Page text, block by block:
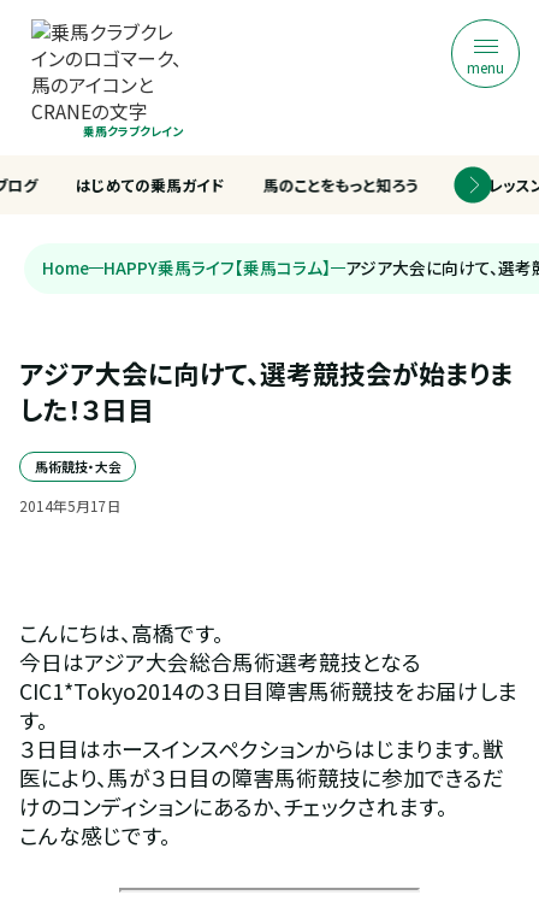
乗馬クラブクレイン
menu
はじめての乗馬ガイド 馬のことをもっと知ろう 乗馬レッス
ログ
Home HAPPY乗馬ライフ【乗馬コラム】 アジア大会に向けて、選
アジア大会に向けて、選考競技会が始まりま
した！３日目
馬術競技・大会
2014年5月17日
こんにちは、高橋です。
今日はアジア大会総合馬術選考競技となる
CIC1*Tokyo2014の３日目障害馬術競技をお届けしま
す。
３日目はホースインスペクションからはじまります。獣
医により、馬が３日目の障害馬術競技に参加できるだ
けのコンディションにあるか、チェックされます。
こんな感じです。